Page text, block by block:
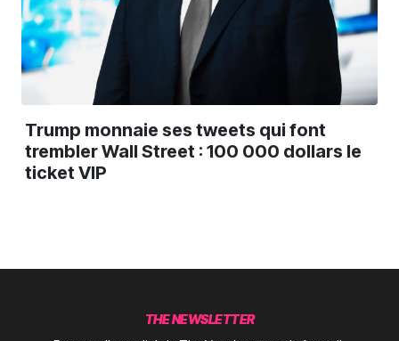
Trump monnaie ses tweets qui font
trembler Wall Street : 100 000 dollars le
ticket VIP
THE NEWSLETTER